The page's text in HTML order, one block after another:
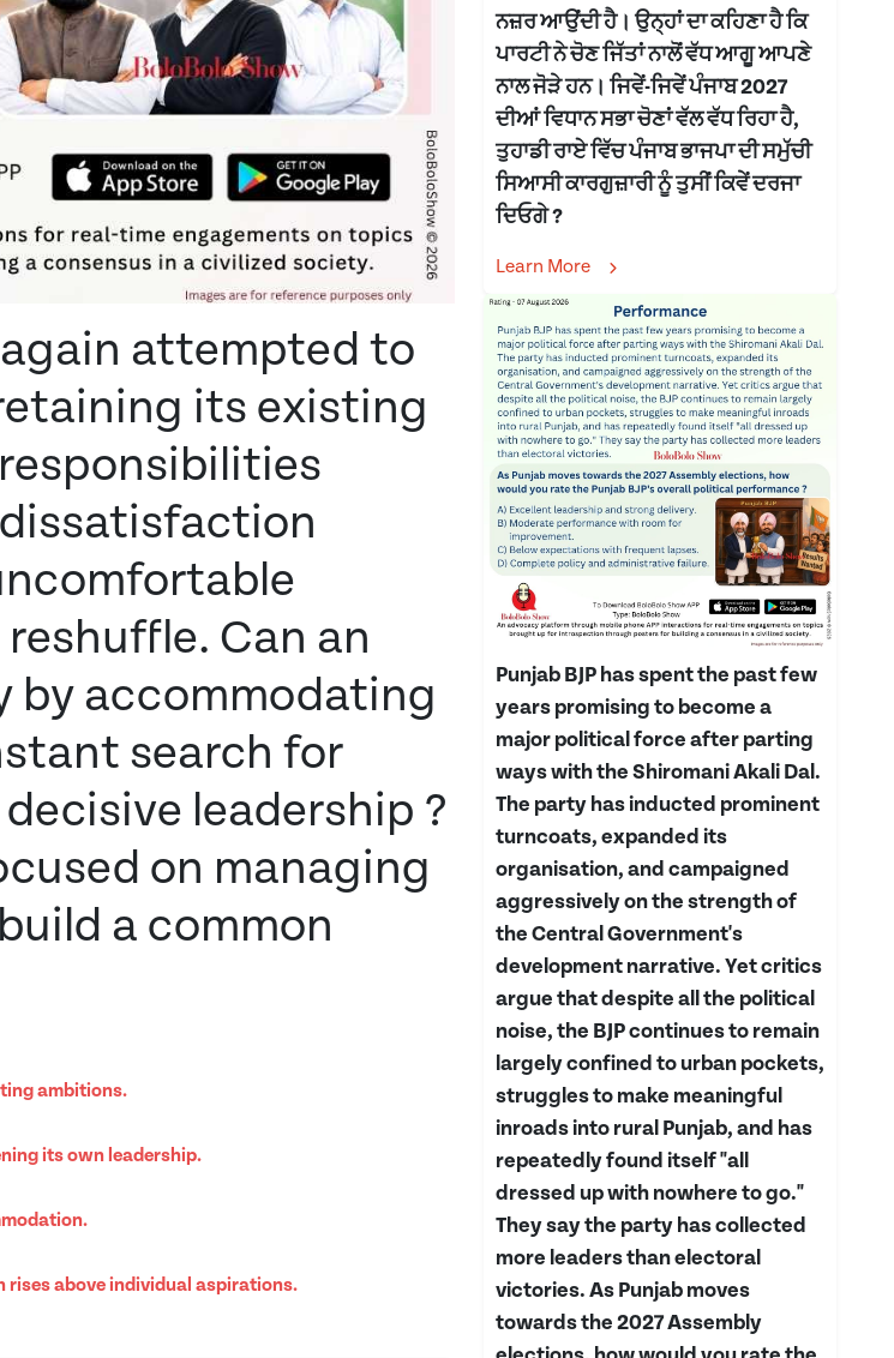
again attempted to
its existing
Can an
by accommodating
search for
leadership ?
on managing
a common
ambitions.
its own leadership.
rises above individual aspirations.
ਨਜ਼ਰ ਆਉਂਦੀ ਹੈ। ਉਨ੍ਹਾਂ ਦਾ ਕਹਿਣਾ ਹੈ ਕਿ
ਪਾਰਟੀ ਨੇ ਚੋਣ ਜਿੱਤਾਂ ਨਾਲੋਂ ਵੱਧ ਆਗੂ ਆਪਣੇ
ਨਾਲ ਜੋੜੇ ਹਨ। ਜਿਵੇਂ-ਜਿਵੇਂ ਪੰਜਾਬ 2027
ਦੀਆਂ ਵਿਧਾਨ ਸਭਾ ਚੋਣਾਂ ਵੱਲ ਵੱਧ ਰਿਹਾ ਹੈ,
ਤੁਹਾਡੀ ਰਾਏ ਵਿੱਚ ਪੰਜਾਬ ਭਾਜਪਾ ਦੀ ਸਮੁੱਚੀ
ਸਿਆਸੀ ਕਾਰਗੁਜ਼ਾਰੀ ਨੂੰ ਤੁਸੀਂ ਕਿਵੇਂ ਦਰਜਾ
ਦਿਓਗੇ ?
Learn More
Punjab BJP has spent the past few
years promising to become a
major political force after parting
ways with the Shiromani Akali Dal.
The party has inducted prominent
turncoats, expanded its
organisation, and campaigned
aggressively on the strength of
the Central Government's
development narrative. Yet critics
argue that despite all the political
noise, the BJP continues to remain
largely confined to urban pockets,
struggles to make meaningful
inroads into rural Punjab, and has
repeatedly found itself "all
dressed up with nowhere to go."
They say the party has collected
more leaders than electoral
victories. As Punjab moves
towards the 2027 Assembly